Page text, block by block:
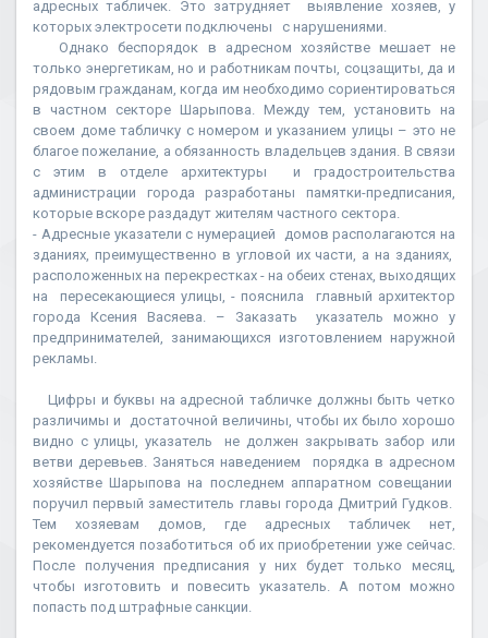
адресных табличек. Это затрудняет выявление хозяев, у
которых электросети подключены с нарушениями.
Однако беспорядок в адресном хозяйстве мешает не
только энергетикам, но и работникам почты, соцзащиты, да и
рядовым гражданам, когда им необходимо сориентироваться
в частном секторе Шарыпова. Между тем, установить на
своем доме табличку с номером и указанием улицы – это не
благое пожелание, а обязанность владельцев здания. В связи
с этим в отделе архитектуры и градостроительства
администрации города разработаны памятки-предписания,
которые вскоре раздадут жителям частного сектора.
- Адресные указатели с нумерацией домов располагаются на
зданиях, преимущественно в угловой их части, а на зданиях,
расположенных на перекрестках - на обеих стенах, выходящих
на пересекающиеся улицы, - пояснила главный архитектор
города Ксения Васяева. – Заказать указатель можно у
предпринимателей, занимающихся изготовлением наружной
рекламы.
Цифры и буквы на адресной табличке должны быть четко
различимы и достаточной величины, чтобы их было хорошо
видно с улицы, указатель не должен закрывать забор или
ветви деревьев. Заняться наведением порядка в адресном
хозяйстве Шарыпова на последнем аппаратном совещании
поручил первый заместитель главы города Дмитрий Гудков.
Тем хозяевам домов, где адресных табличек нет,
рекомендуется позаботиться об их приобретении уже сейчас.
После получения предписания у них будет только месяц,
чтобы изготовить и повесить указатель. А потом можно
попасть под штрафные санкции.